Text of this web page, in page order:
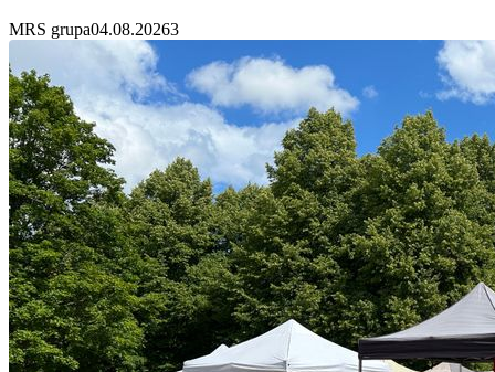
MRS grupa04.08.20263